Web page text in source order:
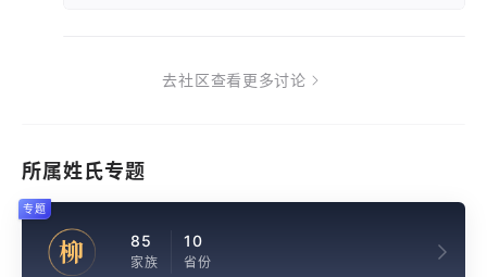
去社区查看更多讨论
所属姓氏专题
柳 85
家族
10
省份
专题